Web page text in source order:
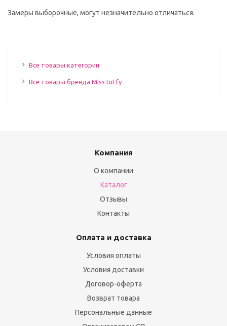
Замеры выборочные, могут незначительно отличаться.
Все товары категории
Все товары бренда Miss tuFfy
Компания
О компании
Каталог
Отзывы
Контакты
Оплата и доставка
Условия оплаты
Условия доставки
Договор-оферта
Возврат товара
Персональные данные